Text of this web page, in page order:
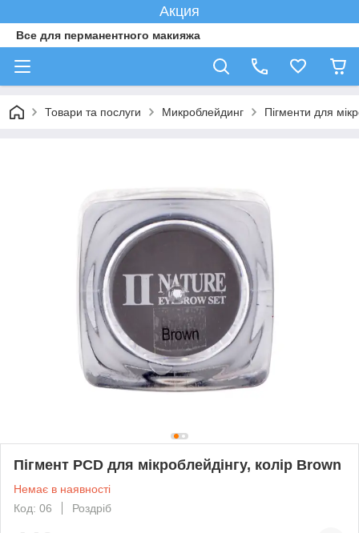
Акция
Все для перманентного макияжа
Товари та послуги Микроблейдинг Пігменти для
Пігмент PCD для мікроблейдінгу, колір Brown
Немає в наявності
Код: 06
Роздріб